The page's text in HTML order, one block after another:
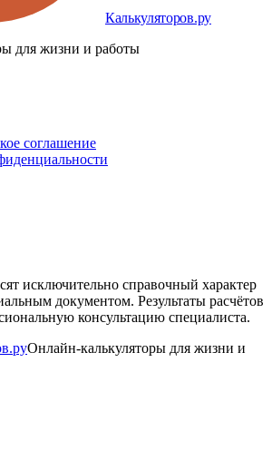
Калькуляторов.ру
для жизни и работы
соглашение
исключительно справочный характер
документом. Результаты расчётов
консультацию специалиста.
Онлайн-калькуляторы для жизни и